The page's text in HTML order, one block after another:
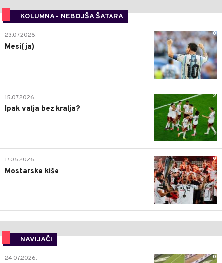
KOLUMNA - NEBOJŠA ŠATARA
0
23.07.2026.
Mesi(ja)
2
15.07.2026.
Ipak valja bez kralja?
0
17.05.2026.
Mostarske kiše
NAVIJAČI
0
24.07.2026.